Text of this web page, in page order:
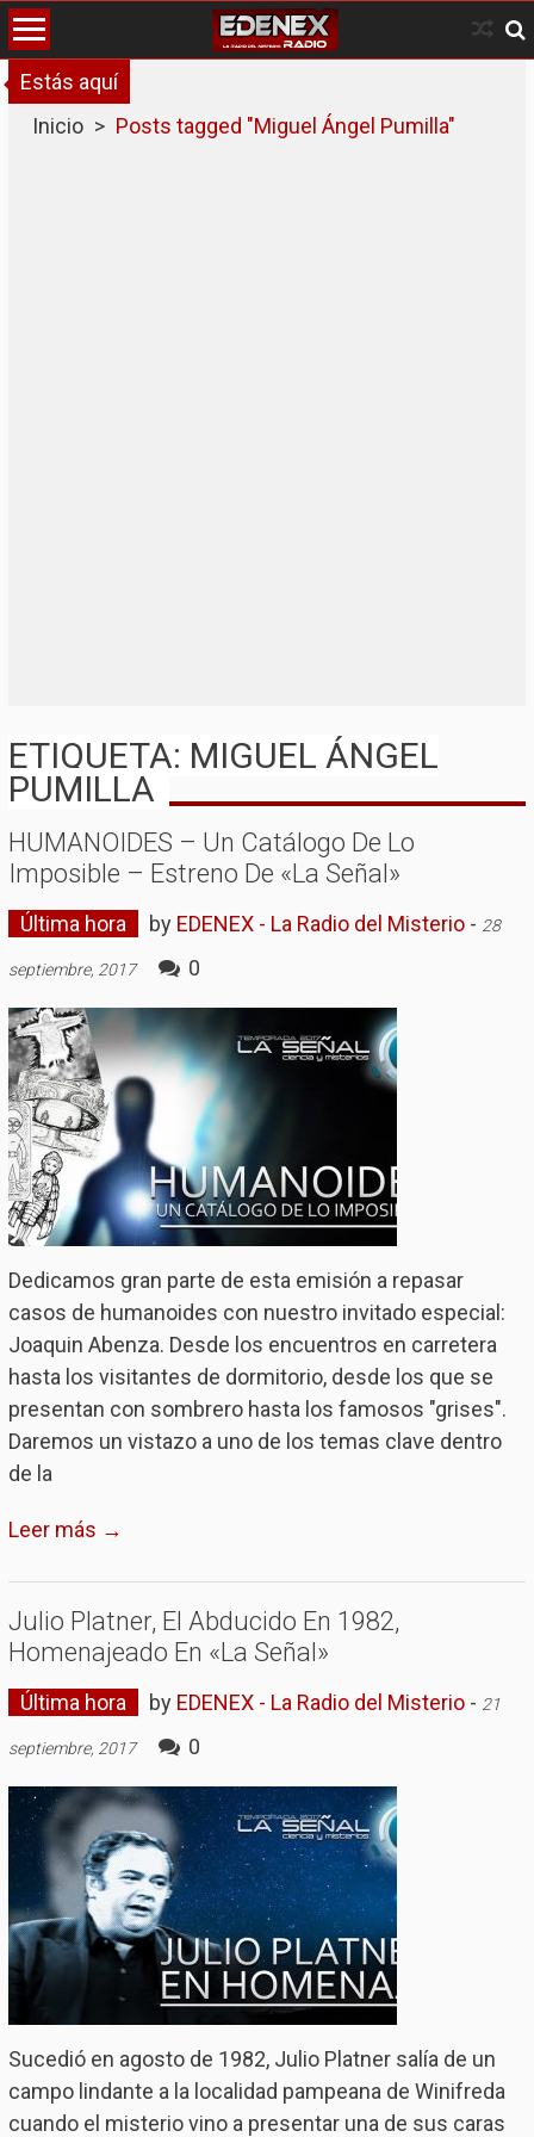
Skip
to
content
Estás aquí
Inicio > Posts tagged "Miguel Ángel Pumilla"
ETIQUETA: MIGUEL ÁNGEL
PUMILLA
HUMANOIDES – Un Catálogo De Lo
Imposible – Estreno De «la Señal»
Última hora by EDENEX - La Radio del Misterio- 28
septiembre, 2017 0
Dedicamos gran parte de esta emisión a repasar
casos de humanoides con nuestro invitado especial:
Joaquin Abenza. Desde los encuentros en carretera
hasta los visitantes de dormitorio, desde los que se
presentan con sombrero hasta los famosos "grises".
Daremos un vistazo a uno de los temas clave dentro
de la
Leer más →
Julio Platner, El Abducido En 1982,
Homenajeado En «La Señal»
Última hora by EDENEX - La Radio del Misterio- 21
septiembre, 2017 0
Sucedió en agosto de 1982, Julio Platner salía de un
campo lindante a la localidad pampeana de Winifreda
cuando el misterio vino a presentar una de sus caras